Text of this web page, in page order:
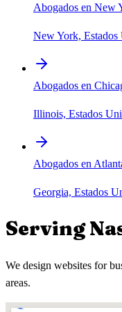
Abogados en New
New York, Estados
Abogados en
Illinois, Estados
Abogados en
Georgia, Estados
Serving
We design websites for
areas.